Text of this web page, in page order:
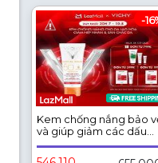
Kem chống nắng bảo
và giúp giảm các dấu
hiệu lão hóa Capital
Soleil Anti-Age SPF50
-